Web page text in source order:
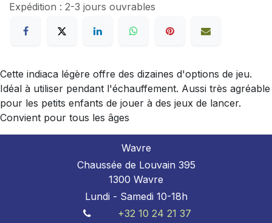
Expédition : 2-3 jours ouvrables
Cette indiaca légère offre des dizaines d'options de jeu.
Idéal à utiliser pendant l'échauffement. Aussi très agréable
pour les petits enfants de jouer à des jeux de lancer.
Convient pour tous les âges
Wavre
Chaussée de Louvain 395
1300 Wavre
Lundi - Samedi 10-18h
+32 10 24 21 37